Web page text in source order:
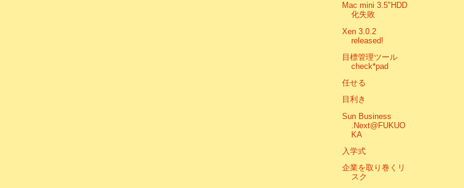
Mac mini 3.5"HDD
化失敗
Xen 3.0.2
released!
目標管理ツール
check*pad
任せる
目利き
Sun Business
.Next@FUKUO
KA
入学式
企業を取り巻くリ
スク